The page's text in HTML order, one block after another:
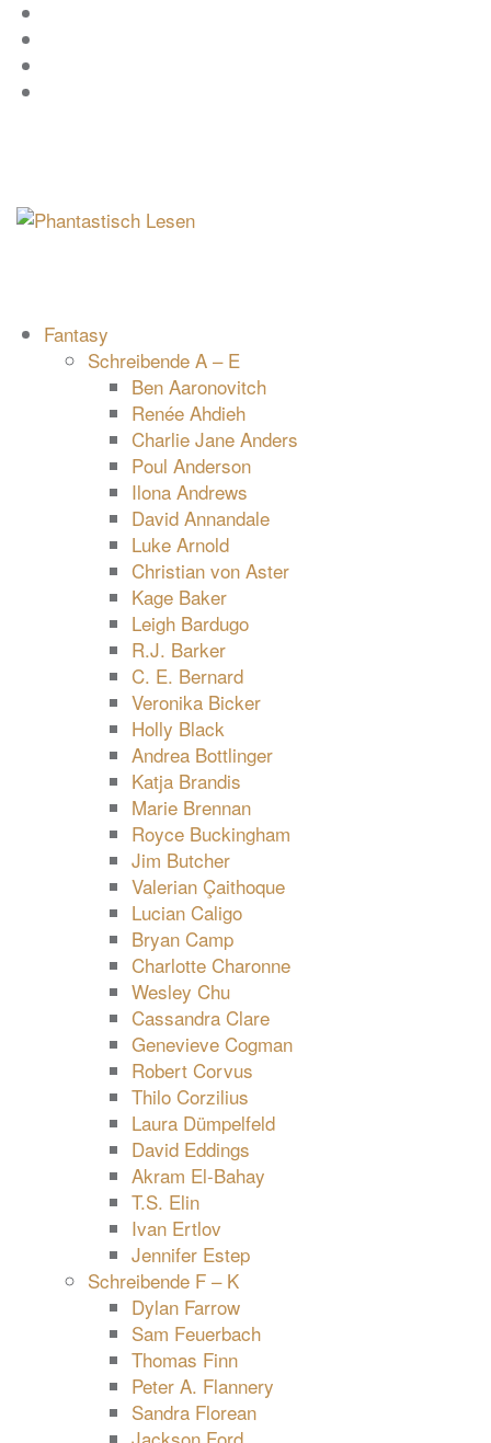
Zum
Inhalt
springen
Fantasy
Schreibende A – E
Ben Aaronovitch
Renée Ahdieh
Charlie Jane Anders
Poul Anderson
Ilona Andrews
David Annandale
Luke Arnold
Christian von Aster
Kage Baker
Leigh Bardugo
R.J. Barker
C. E. Bernard
Veronika Bicker
Holly Black
Andrea Bottlinger
Katja Brandis
Marie Brennan
Royce Buckingham
Jim Butcher
Valerian Çaithoque
Lucian Caligo
Bryan Camp
Charlotte Charonne
Wesley Chu
Cassandra Clare
Genevieve Cogman
Robert Corvus
Thilo Corzilius
Laura Dümpelfeld
David Eddings
Akram El-Bahay
T.S. Elin
Ivan Ertlov
Jennifer Estep
Schreibende F – K
Dylan Farrow
Sam Feuerbach
Thomas Finn
Peter A. Flannery
Sandra Florean